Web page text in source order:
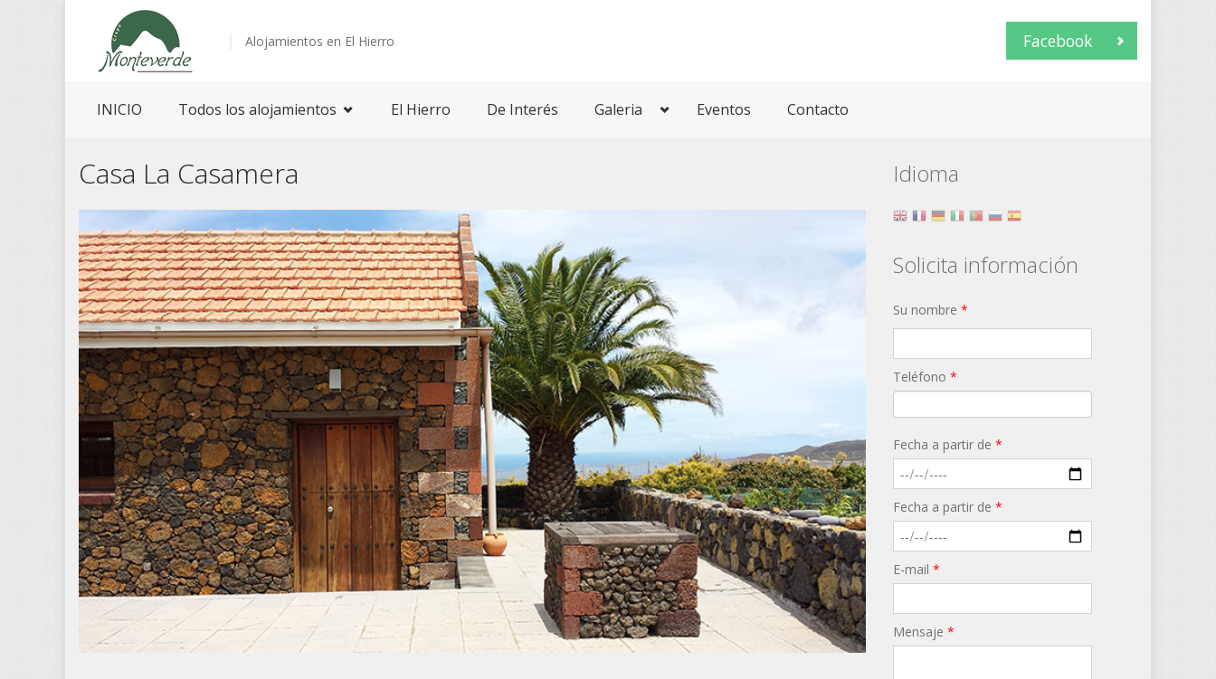
Alojamientos en El Hierro Facebook
INICIO Todos los alojamientos El Hierro De Interés Galeria Eventos Contacto
Casa La Casamera Idioma
Solicita información
Su nombre *
Teléfono *
Fecha a partir de *
Fecha a partir de *
E-mail *
Mensaje *